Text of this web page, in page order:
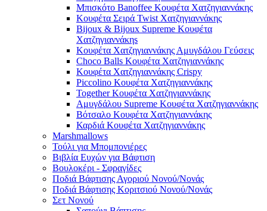
Μπισκότο Banoffee Κουφέτα Χατζηγιαννάκης
Κουφέτα Σειρά Twist Χατζηγιαννάκης
Bijoux & Bijoux Supreme Κουφέτα
Χατζηγιαννάκηs
Κουφέτα Χατζηγιαννάκης Αμυγδάλου Γεύσεις
Choco Balls Κουφέτα Χατζηγιαννάκης
Κουφέτα Χατζηγιαννάκης Crispy
Piccolino Κουφέτα Χατζηγιαννάκης
Together Κουφέτα Χατζηγιαννάκης
Αμυγδάλου Supreme Κουφέτα Χατζηγιαννάκης
Βότσαλο Κουφέτα Χατζηγιαννάκης
Καρδιά Κουφέτα Χατζηγιαννάκης
Marshmallows
Τούλι για Μπομπονιέρες
Βιβλία Ευχών για Βάφτιση
Βουλοκέρι - Σφραγίδες
Ποδιά Βάφτισης Αγοριού Νονού/Νονάς
Ποδιά Βάφτισης Κοριτσιού Νονού/Νονάς
Σετ Νονού